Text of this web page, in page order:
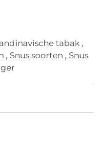
tabak ,
, Snus soorten , Snus